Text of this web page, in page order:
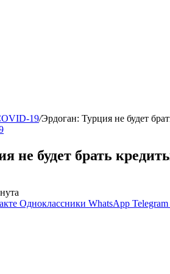
19/Эрдоган: Турция не будет
не будет брать
Одноклассники WhatsApp Telegram